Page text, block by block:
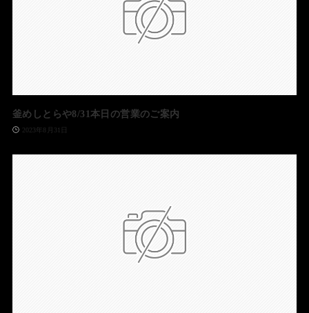
釜めしとらや8/31本日の営業のご案内
2023年8月31日